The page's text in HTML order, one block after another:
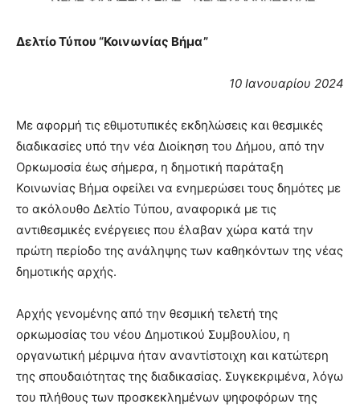
Δελτίο Τύπου “Κοινωνίας Βήμα”
10 Ιανουαρίου 2024
Με αφορμή τις εθιμοτυπικές εκδηλώσεις και θεσμικές
διαδικασίες υπό την νέα Διοίκηση του Δήμου, από την
Ορκωμοσία έως σήμερα, η δημοτική παράταξη
Κοινωνίας Βήμα οφείλει να ενημερώσει τους δημότες με
το ακόλουθο Δελτίο Τύπου, αναφορικά με τις
αντιθεσμικές ενέργειες που έλαβαν χώρα κατά την
πρώτη περίοδο της ανάληψης των καθηκόντων της νέας
δημοτικής αρχής.
Αρχής γενομένης από την θεσμική τελετή της
ορκωμοσίας του νέου Δημοτικού Συμβουλίου, η
οργανωτική μέριμνα ήταν αναντίστοιχη και κατώτερη
της σπουδαιότητας της διαδικασίας. Συγκεκριμένα, λόγω
του πλήθους των προσκεκλημένων ψηφοφόρων της